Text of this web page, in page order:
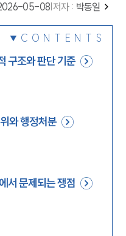
05-08 저자 : 박동일
CONTENTS
구조와 판단 기준
와 행정처분
서 문제되는 쟁점